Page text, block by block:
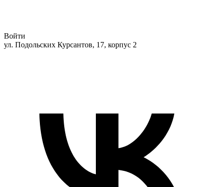
Войти
ул. Подольских Курсантов, 17, корпус 2